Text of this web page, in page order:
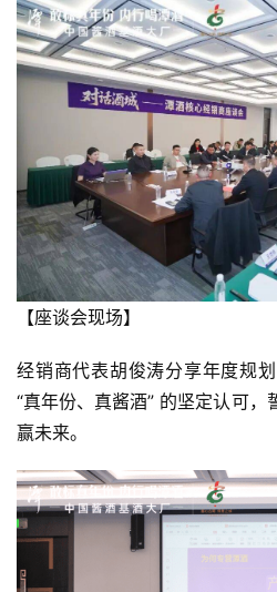
【座谈会现场】
经销商代表胡俊涛分享年度规
“真年份、真酱酒” 的坚定认可
赢未来。